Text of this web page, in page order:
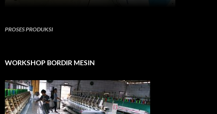
PROSES PRODUKSI
WORKSHOP BORDIR MESIN